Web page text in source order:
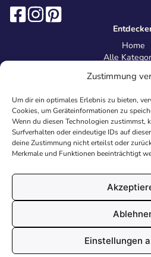
Zustimmung
Um dir ein optimales Erlebnis zu bieten,
Cookies, um Geräteinformationen zu
Wenn du diesen Technologien zustimmst,
Surfverhalten oder eindeutige IDs auf
deine Zustimmung nicht erteilst oder
Merkmale und Funktionen beeinträchtigt
Einstellungen
Home
Alle
Über uns
Kontakt
Recht &
AGB
Cookies
© 2026 Malvorlagen24.de - Alle
♥
in